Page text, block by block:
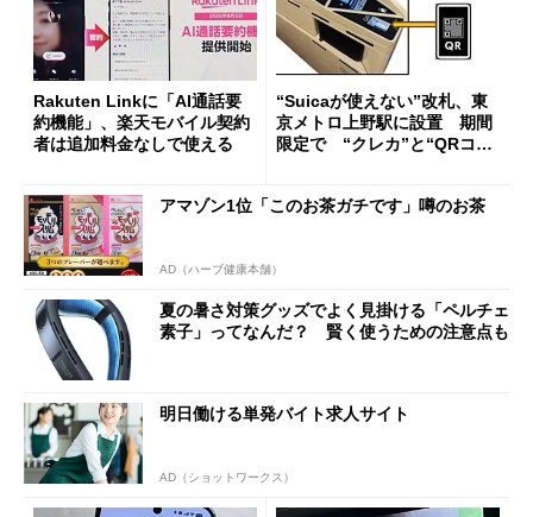
Rakuten Linkに「AI通話要
約機能」、楽天モバイル契約
者は追加料金なしで使える
“Suicaが使えない”改札、東
京メトロ上野駅に設置 期間
限定で “クレカ”と“QRコー
アマゾン1位「このお茶ガチです」噂のお茶
AD（ハーブ健康本舗）
夏の暑さ対策グッズでよく見掛ける「ペルチェ
素子」ってなんだ？ 賢く使うための注意点も
明日働ける単発バイト求人サイト
AD（ショットワークス）